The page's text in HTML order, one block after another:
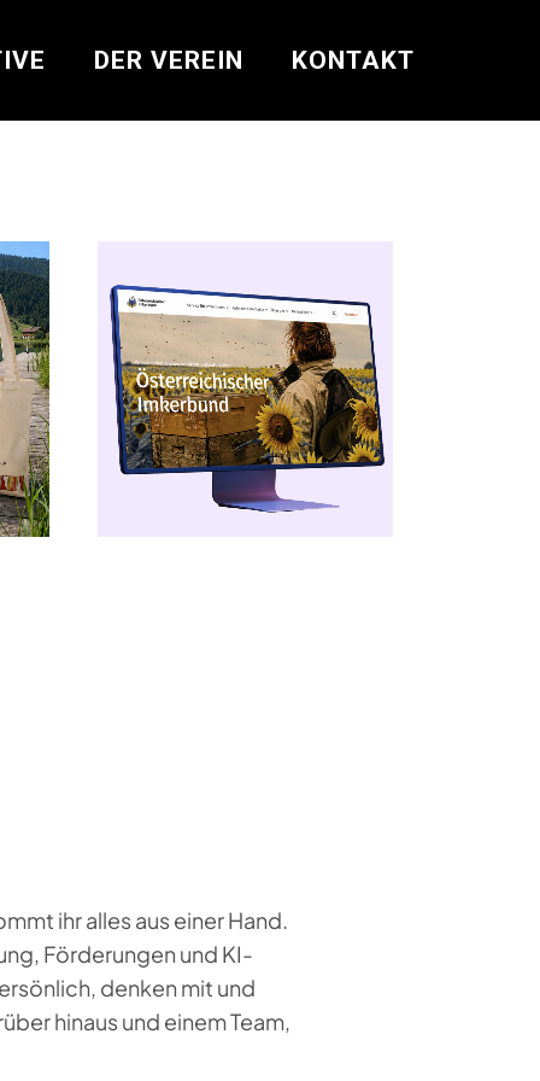
MEDIA & MARKETING
DER VEREIN KONTAKT
ihr alles aus einer Hand.
Förderungen und KI-
denken mit und
hinaus und einem Team,